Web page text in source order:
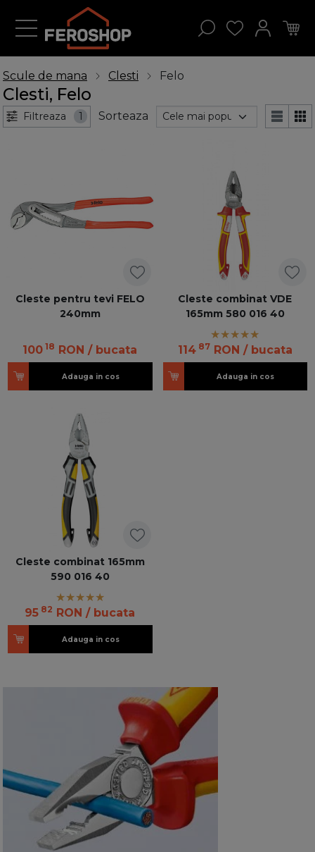
Scule de mana Clesti Felo
Clesti, Felo
Filtreaza 1 Sorteaza
Cleste pentru tevi FELO
240mm
100 18 RON / bucata
Adauga in cos
Cleste combinat VDE
165mm 580 016 40
114 87 RON / bucata
Adauga in cos
Cleste combinat 165mm
590 016 40
95 82 RON / bucata
Adauga in cos